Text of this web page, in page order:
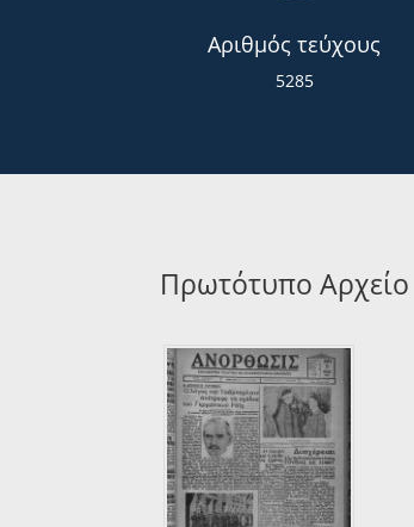
Αριθμός τεύχους
5285
Πρωτότυπο Αρχείο